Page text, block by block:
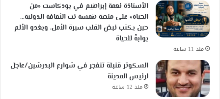
الأستاذة نعمة إبراهيم في بودكاست «من
الحياة» على منصة همسة نت الثقافة الدولية…
حين يكتب نبض القلب سيرة الأمل، ويغدو الألم
بوابةً للحياة
منذ 11 ساعة
السكوتر قنبلة تنفجر في شوارع البدرشين/عاجل
لرئيس المدينة
منذ 12 ساعة